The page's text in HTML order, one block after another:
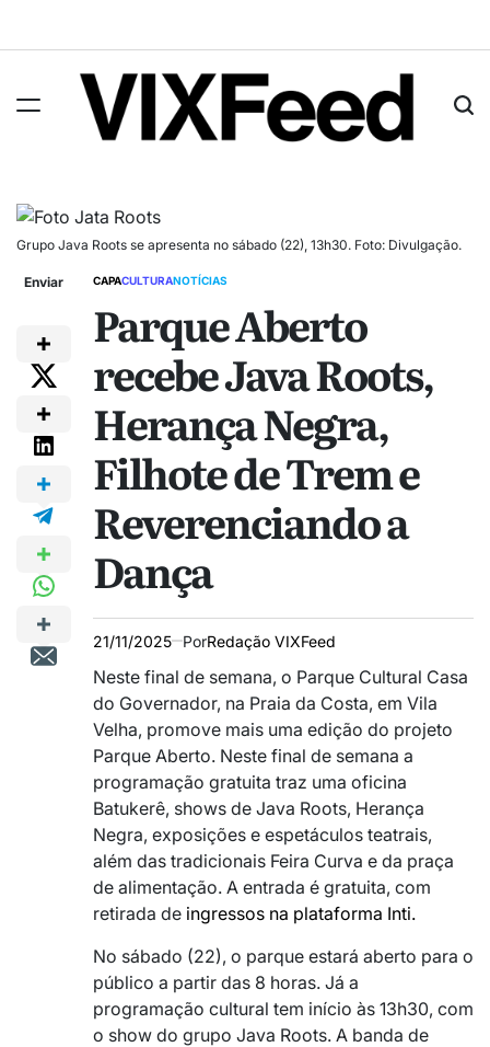
Grupo Java Roots se apresenta no sábado (22), 13h30. Foto: Divulgação.
Enviar CAPACULTURANOTÍCIAS
Parque Aberto
recebe Java Roots,
Herança Negra,
Filhote de Trem e
Reverenciando a
Dança
21/11/2025 PorRedação VIXFeed
Neste final de semana, o Parque Cultural Casa
do Governador, na Praia da Costa, em Vila
Velha, promove mais uma edição do projeto
Parque Aberto. Neste final de semana a
programação gratuita traz uma oficina
Batukerê, shows de Java Roots, Herança
Negra, exposições e espetáculos teatrais,
além das tradicionais Feira Curva e da praça
de alimentação. A entrada é gratuita, com
retirada de ingressos na plataforma Inti.
No sábado (22), o parque estará aberto para o
público a partir das 8 horas. Já a
programação cultural tem início às 13h30, com
o show do grupo Java Roots. A banda de